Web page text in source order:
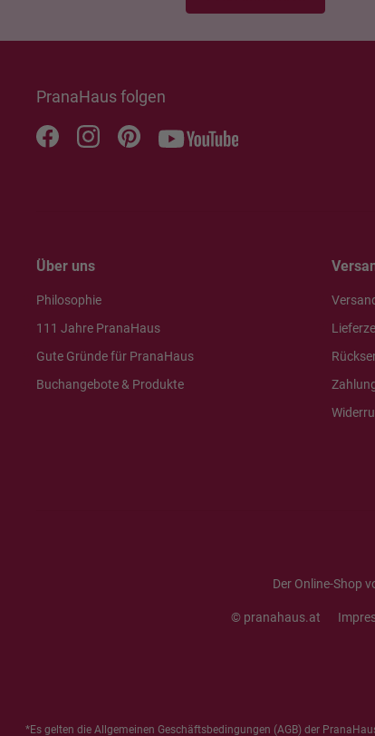
PranaHaus folgen
Über uns
Philosophie
111 Jahre PranaHaus
Gute Gründe für PranaHaus
Buchangebote & Produkte
Der Online-Shop
© pranahaus.at
*Es gelten die Allgemeinen Geschäftsbedingungen (AGB) der